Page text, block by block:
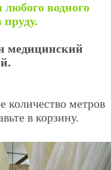
водного
пруду.
медицинский
количество метров
в корзину.